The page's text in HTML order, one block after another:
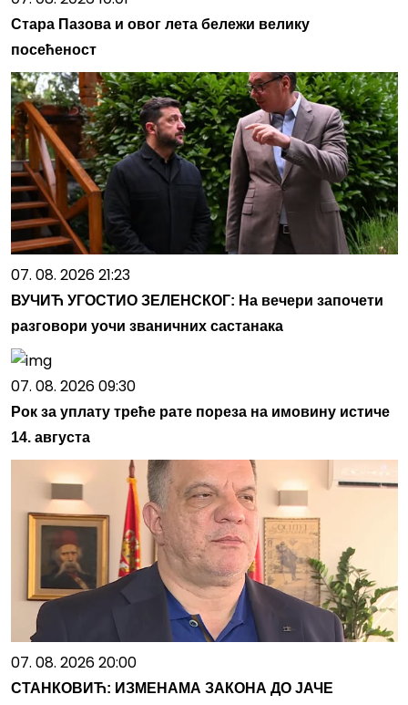
Стара Пазова и овог лета бележи велику
посећеност
07. 08. 2026 21:23
ВУЧИЋ УГОСТИО ЗЕЛЕНСКОГ: На вечери започети
разговори уочи званичних састанака
07. 08. 2026 09:30
Рок за уплату треће рате пореза на имовину истиче
14. августа
07. 08. 2026 20:00
СТАНКОВИЋ: ИЗМЕНАМА ЗАКОНА ДО ЈАЧЕ